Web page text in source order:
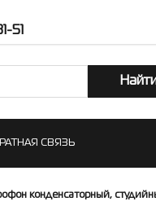
51
Найти
СВЯЗЬ
конденсаторный,